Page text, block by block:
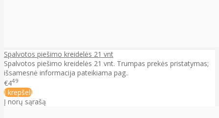
Spalvotos piešimo kreidelės 21 vnt
Spalvotos piešimo kreidelės 21 vnt. Trumpas prekės pristatymas;
išsamesnė informacija pateikiama pag..
€449
Į krepšelį
Į norų sąrašą